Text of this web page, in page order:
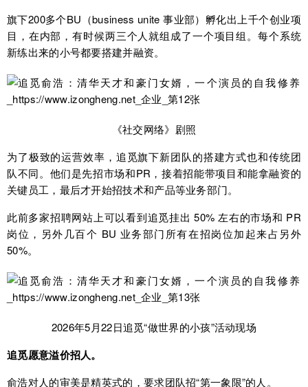
旗下200多个BU（business unite 事业部）孵化出上千个创业项
目，在内部，有时候两三个人就组成了一个项目组。每个系统
新练出来的小号都要搭建并融资。
《社交网络》剧照
为了极致的运营效率，追觅旗下新团队的搭建方式也和传统团
队不同。他们是先招市场和PR，接着招能带项目和能拿融资的
关键员工，最后才开始招技术和产品等业务部门。
此前多家招聘网站上可以看到追觅挂出 50% 左右的市场和 PR
岗位，另外几百个 BU 业务部门所有在招岗位加起来占另外
50%。
2026年5月22日追觅“做世界的小孩”活动现场
追觅愿意溢价招人。
俞浩对人的审美是精英式的，要求团队招“第一象限”的人。